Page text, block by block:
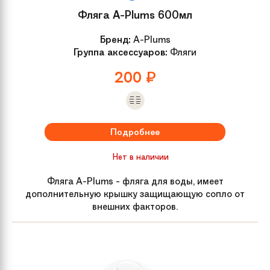
по высоте и наклону
Резиновые
Рулевая колонка Классическая безрезьбовая
Ручной
Тормозные ручкиДетские, усиленный пластик
Система N/A
Фляга A-Plums 600мл
Бренд: A-Plums
Группа аксессуаров: Фляги
200 ₽
Подробнее
Нет в наличии
Фляга A-Plums - фляга для воды, имеет
дополнительную крышку защищающую сопло от
внешних факторов.